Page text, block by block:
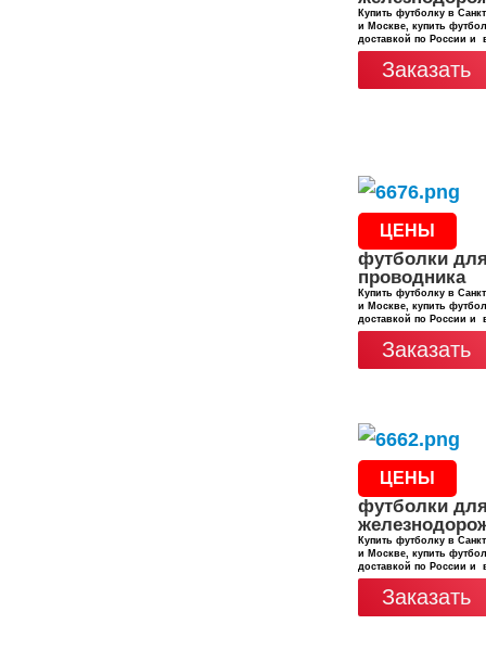
Купить футболку в
и Москве, купить
доставкой по России и
Заказать
ЦЕНЫ
футболки
проводника
Купить футболку в
и Москве, купить
доставкой по России и
Заказать
ЦЕНЫ
футболки
Купить футболку в
и Москве, купить
доставкой по России и
Заказать